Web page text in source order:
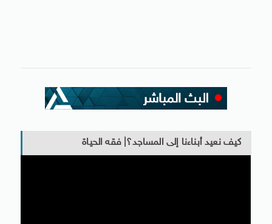
كيف نعيد أبناءنا إلى المساجد؟| فقه الحياة